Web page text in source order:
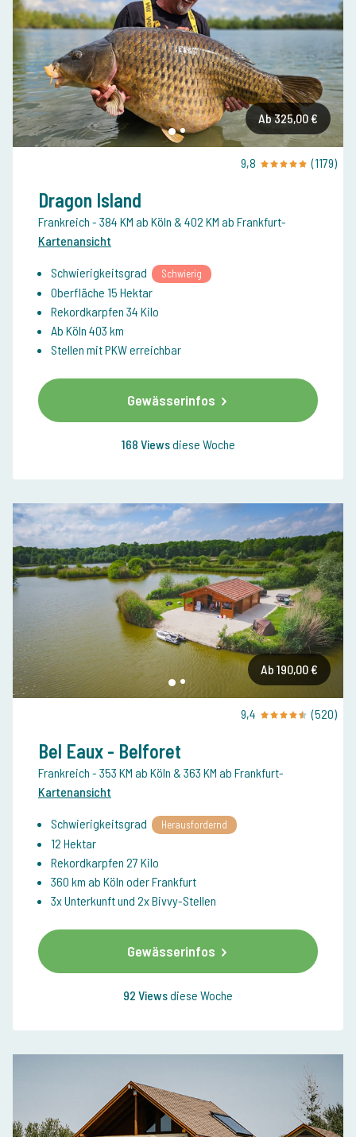
Ab 325,00 €
9,8 (1179)
Dragon Island
Frankreich - 384 KM ab Köln & 402 KM ab Frankfurt-
Kartenansicht
Schwierigkeitsgrad Schwierig
Oberfläche 15 Hektar
Rekordkarpfen 34 Kilo
Ab Köln 403 km
Stellen mit PKW erreichbar
Gewässerinfos
168 Viewsdiese Woche
Ab 190,00 €
9,4 (520)
Bel Eaux - Belforet
Frankreich - 353 KM ab Köln & 363 KM ab Frankfurt-
Kartenansicht
Schwierigkeitsgrad Herausfordernd
12 Hektar
Rekordkarpfen 27 Kilo
360 km ab Köln oder Frankfurt
3x Unterkunft und 2x Bivvy-Stellen
Gewässerinfos
92 Viewsdiese Woche